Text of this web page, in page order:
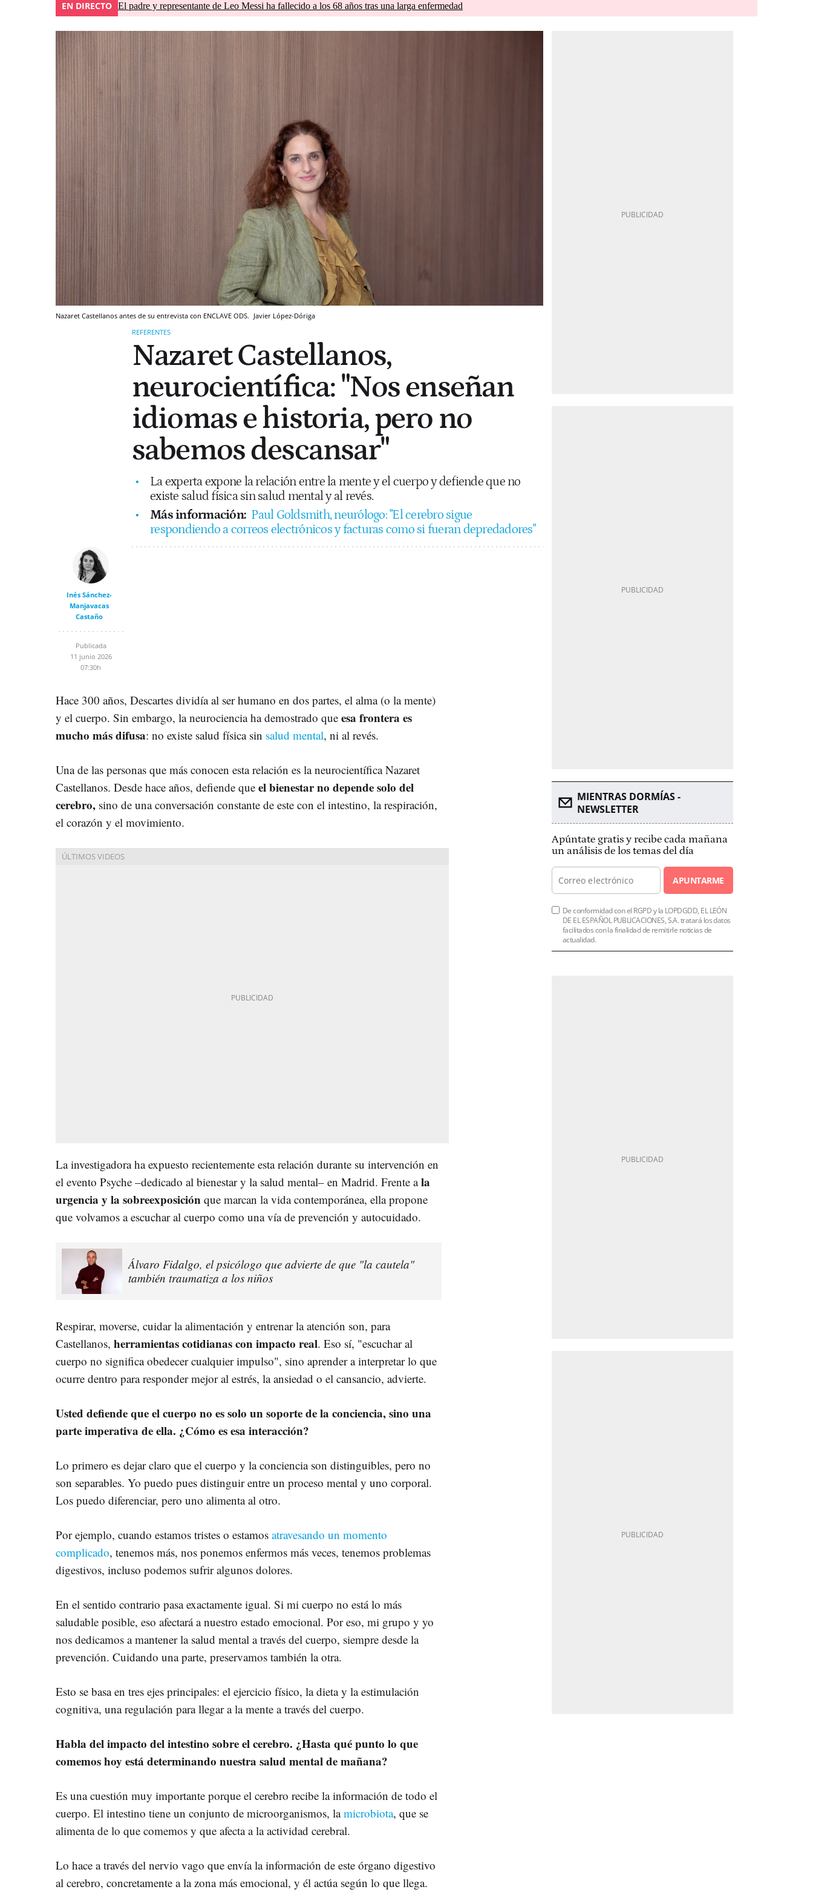
EN DIRECTO El padre y representante de Leo Messi ha fallecido a los 68 años tras una larga enfermedad
Nazaret Castellanos antes de su entrevista con ENCLAVE ODS. Javier López-Dóriga
REFERENTES
Nazaret Castellanos,
neurocientífica: "Nos enseñan
idiomas e historia, pero no
sabemos descansar"
La experta expone la relación entre la mente y el cuerpo y defiende que no
existe salud física sin salud mental y al revés.
Más información: Paul Goldsmith, neurólogo: "El cerebro sigue
respondiendo a correos electrónicos y facturas como si fueran depredadores"
Inés Sánchez-
Manjavacas
Castaño
Publicada
11 junio 2026
07:30h
Hace 300 años, Descartes dividía al ser humano en dos partes, el alma (o la mente)
y el cuerpo. Sin embargo, la neurociencia ha demostrado que esa frontera es
mucho más difusa: no existe salud física sin salud mental, ni al revés.
Una de las personas que más conocen esta relación es la neurocientífica Nazaret
Castellanos. Desde hace años, defiende que el bienestar no depende solo del
cerebro, sino de una conversación constante de este con el intestino, la respiración,
el corazón y el movimiento.
La investigadora ha expuesto recientemente esta relación durante su intervención en
el evento Psyche –dedicado al bienestar y la salud mental– en Madrid. Frente ala
urgencia y la sobreexposición que marcan la vida contemporánea, ella propone
que volvamos a escuchar al cuerpo como una vía de prevención y autocuidado.
Álvaro Fidalgo, el psicólogo que advierte de que "la cautela"
también traumatiza a los niños
Respirar, moverse, cuidar la alimentación y entrenar la atención son, para
Castellanos, herramientas cotidianas con impacto real. Eso sí, "escuchar al
cuerpo no significa obedecer cualquier impulso", sino aprender a interpretar lo que
ocurre dentro para responder mejor al estrés, la ansiedad o el cansancio, advierte.
Usted defiende que el cuerpo no es solo un soporte de la conciencia, sino una
parte imperativa de ella. ¿Cómo es esa interacción?
Lo primero es dejar claro que el cuerpo y la conciencia son distinguibles, pero no
son separables. Yo puedo pues distinguir entre un proceso mental y uno corporal.
Los puedo diferenciar, pero uno alimenta al otro.
Por ejemplo, cuando estamos tristes o estamos atravesando un momento
complicado, tenemos más, nos ponemos enfermos más veces, tenemos problemas
digestivos, incluso podemos sufrir algunos dolores.
En el sentido contrario pasa exactamente igual. Si mi cuerpo no está lo más
saludable posible, eso afectará a nuestro estado emocional. Por eso, mi grupo y yo
nos dedicamos a mantener la salud mental a través del cuerpo, siempre desde la
prevención. Cuidando una parte, preservamos también la otra.
Esto se basa en tres ejes principales: el ejercicio físico, la dieta y la estimulación
cognitiva, una regulación para llegar a la mente a través del cuerpo.
Habla del impacto del intestino sobre el cerebro. ¿Hasta qué punto lo que
comemos hoy está determinando nuestra salud mental de mañana?
Es una cuestión muy importante porque el cerebro recibe la información de todo el
cuerpo. El intestino tiene un conjunto de microorganismos, lamicrobiota, que se
alimenta de lo que comemos y que afecta a la actividad cerebral.
Lo hace a través del nervio vago que envía la información de este órgano digestivo
al cerebro, concretamente a la zona más emocional, y él actúa según lo que llega.
MIENTRAS DORMÍAS -
NEWSLETTER
Apúntate gratis y recibe cada mañana
un análisis de los temas del día
APUNTARME
De conformidad con el RGPD y la LOPDGDD, EL LEÓN
DE EL ESPAÑOL PUBLICACIONES, S.A. tratará los datos
facilitados con la finalidad de remitirle noticias de
actualidad.